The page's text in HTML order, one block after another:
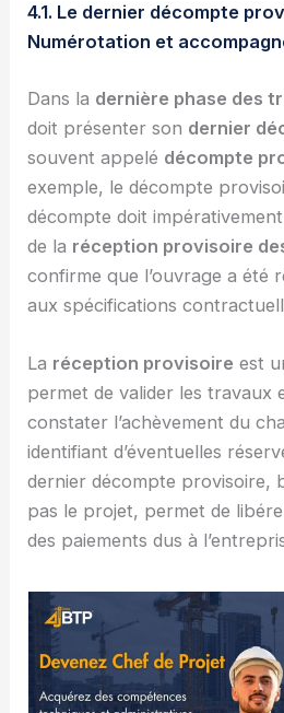
4.1. Le dernier décompte
Numérotation et
Dans la dernière phase des
doit présenter son dernier
souvent appelé décompte
exemple, le décompte
décompte doit
de la réception provisoire
confirme que l’ouvrage a été
aux spécifications
La réception provisoire est
permet de valider les travaux
constater l’achèvement du
identifiant d’éventuelles
dernier décompte provisoire,
pas le projet, permet de
des paiements dus à